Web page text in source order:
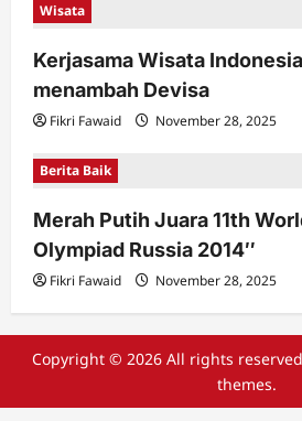
Wisata
Kerjasama Wisata
menambah Devisa
Fikri Fawaid November 28, 2025
Berita Baik
Merah Putih Juara 11th
Olympiad Russia 2014″
Fikri Fawaid November 28, 2025
Copyright © 2026 All rights
themes.